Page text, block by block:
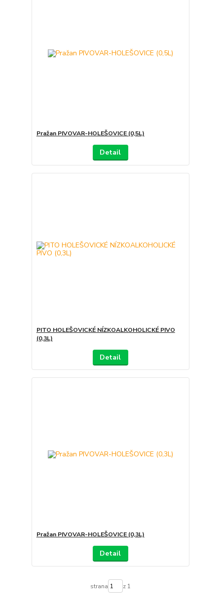
Pražan PIVOVAR-HOLEŠOVICE (0,5L)
Detail
PITO HOLEŠOVICKÉ NÍZKOALKOHOLICKÉ PIVO
(0,3L)
Detail
Pražan PIVOVAR-HOLEŠOVICE (0,3L)
Detail
strana z 1